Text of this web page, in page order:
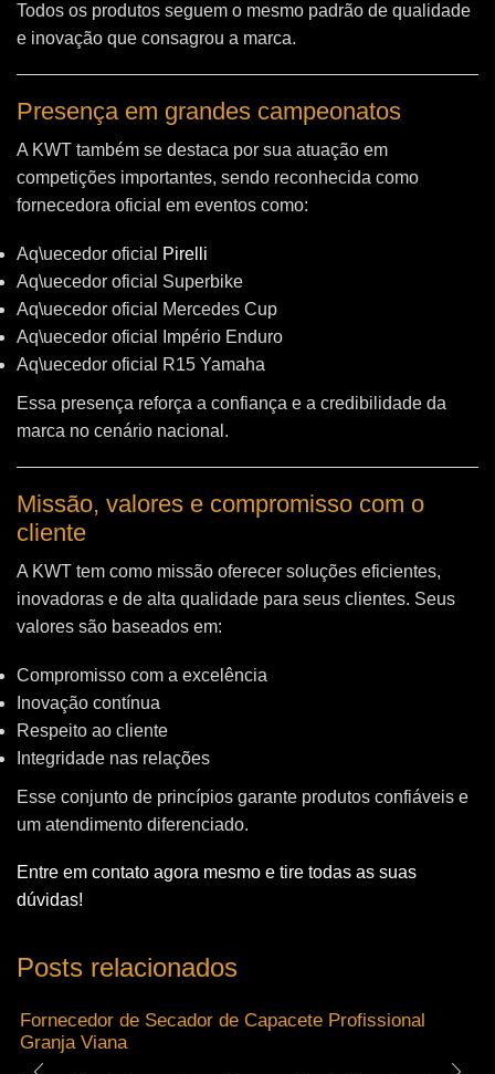
Todos os produtos seguem o mesmo padrão de qualidade
e inovação que consagrou a marca.
Presença em grandes campeonatos
A KWT também se destaca por sua atuação em
competições importantes, sendo reconhecida como
fornecedora oficial em eventos como:
Aq\uecedor oficial
Pirelli
Aq\uecedor oficial Superbike
Aq\uecedor oficial Mercedes Cup
Aq\uecedor oficial Império Enduro
Aq\uecedor oficial R15 Yamaha
Essa presença reforça a confiança e a credibilidade da
marca no cenário nacional.
Missão, valores e compromisso com o
cliente
A KWT tem como missão oferecer soluções eficientes,
inovadoras e de alta qualidade para seus clientes. Seus
valores são baseados em:
Compromisso com a excelência
Inovação contínua
Respeito ao cliente
Integridade nas relações
Esse conjunto de princípios garante produtos confiáveis e
um atendimento diferenciado.
Entre em contato agora mesmo e tire todas as suas
dúvidas!
Posts relacionados
Fornecedor de Secador de Capacete Profissional
Granja Viana